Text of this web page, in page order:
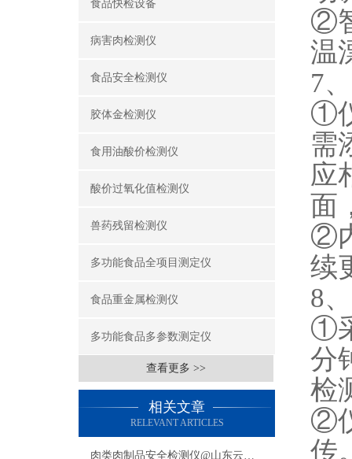
食品快检设备
病害肉检测仪
食品安全检测仪
胶体金检测仪
食用油酸价检测仪
酸价过氧化值检测仪
兽药残留检测仪
多功能食品全项目测定仪
食品重金属检测仪
多功能食品多参数测定仪
查看更多 >>
相关文章
RELEVANT ARTICLES
肉类肉制品安全检测仪@山东云唐肉类肉制品安全检测仪
②
温
7
①
需
应
面
②
续
8
①
分
检
②
传